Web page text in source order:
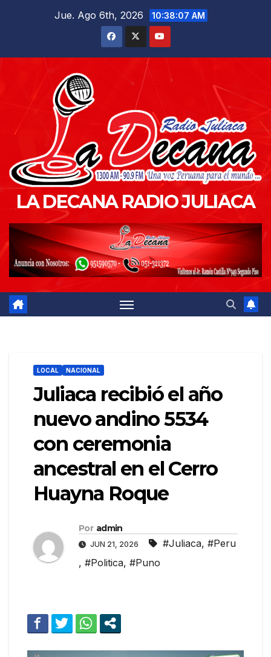
Jue. Ago 6th, 2026 10:38:09 AM
LA DECANA RADIO JULIACA
LOCAL NACIONAL
Juliaca recibió el año
nuevo andino 5534
con ceremonia
ancestral en el Cerro
Huayna Roque
Por admin
JUN 21, 2026 #Juliaca, #Peru
, #Politica, #Puno